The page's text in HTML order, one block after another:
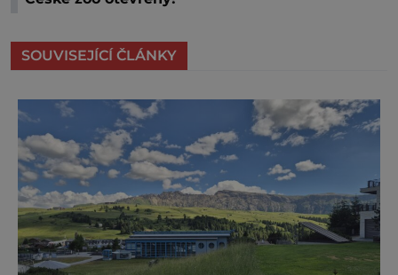
SOUVISEJÍCÍ ČLÁNKY